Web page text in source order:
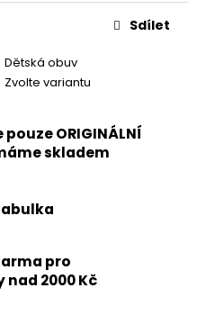
Dětská obuv
Zvolte variantu
Sdílet
ORIGINÁLNÍ
skladem
pro
2000 Kč